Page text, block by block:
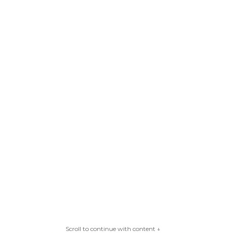
Scroll to continue with content ↓